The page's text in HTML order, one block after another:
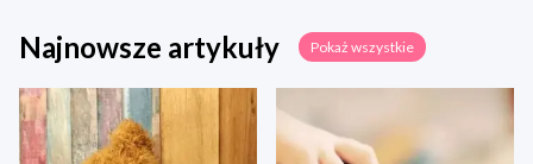
Najnowsze artykuły Pokaż wszystkie